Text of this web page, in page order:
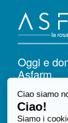
Oggi e
Asfarm
Asfarm